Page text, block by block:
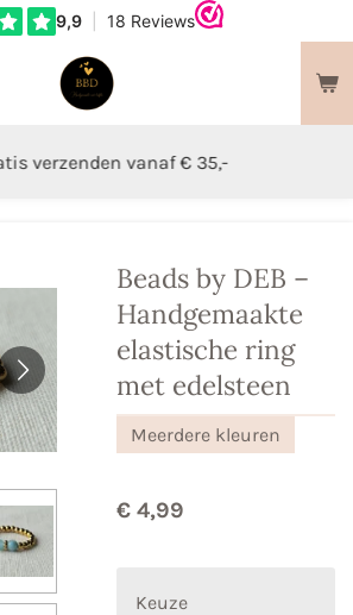
verzenden vanaf € 35,-
Beads by DEB –
Handgemaakte
elastische ring
met edelsteen
Meerdere kleuren
€ 4,99
Keuze